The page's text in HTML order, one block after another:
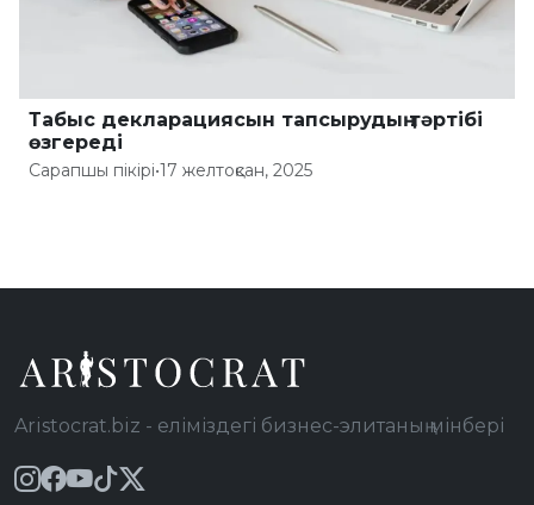
Табыс декларациясын тапсырудың тәртібі
өзгереді
Сарапшы пікірі•17 желтоқсан, 2025
Aristocrat.biz - еліміздегі бизнес-элитаның мінбері